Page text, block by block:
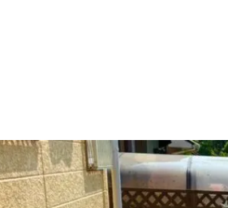
太陽光全般
エクステリア・外構工事